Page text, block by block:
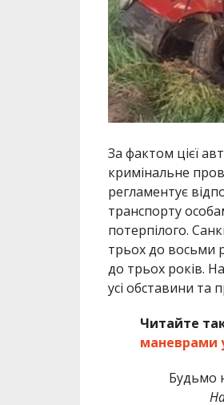
За фактом цієї
кримінальне
регламентує
транспорту
потерпілого.
трьох до восьми
до трьох років.
усі обставини та
Читайте
маневрами
Будьмо